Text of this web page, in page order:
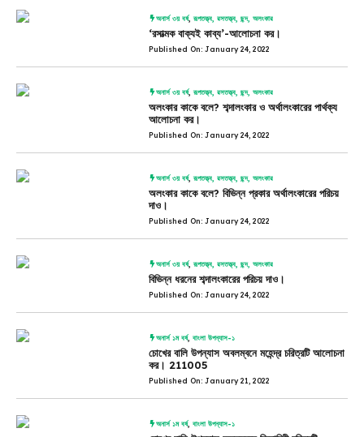
অনার্স ৩য় বর্ষ,রূপতত্ত্ব, রসতত্ত্ব, ছন্দ, অলংকার
‘রসাত্মক বাক্যই কাব্য’-আলোচনা কর।
Published On: January 24, 2022
অনার্স ৩য় বর্ষ,রূপতত্ত্ব, রসতত্ত্ব, ছন্দ, অলংকার
অলংকার কাকে বলে? শব্দালংকার ও অর্থালংকারের পার্থক্য
আলোচনা কর।
Published On: January 24, 2022
অনার্স ৩য় বর্ষ,রূপতত্ত্ব, রসতত্ত্ব, ছন্দ, অলংকার
অলংকার কাকে বলে? বিভিন্ন প্রকার অর্থালংকারের পরিচয়
দাও।
Published On: January 24, 2022
অনার্স ৩য় বর্ষ,রূপতত্ত্ব, রসতত্ত্ব, ছন্দ, অলংকার
বিভিন্ন ধরনের শব্দালংকারের পরিচয় দাও।
Published On: January 24, 2022
অনার্স ১ম বর্ষ,বাংলা উপন্যাস-১
চোখের বালি উপন্যাস অবলম্বনে মহেন্দ্র চরিত্রটি আলোচনা
কর। 211005
Published On: January 21, 2022
অনার্স ১ম বর্ষ,বাংলা উপন্যাস-১